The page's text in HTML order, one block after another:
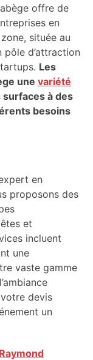
offre de
en
située au
pôle d’attraction
Les
une variété
à des
besoins
en
proposons des
et
incluent
une
vaste gamme
devis
un